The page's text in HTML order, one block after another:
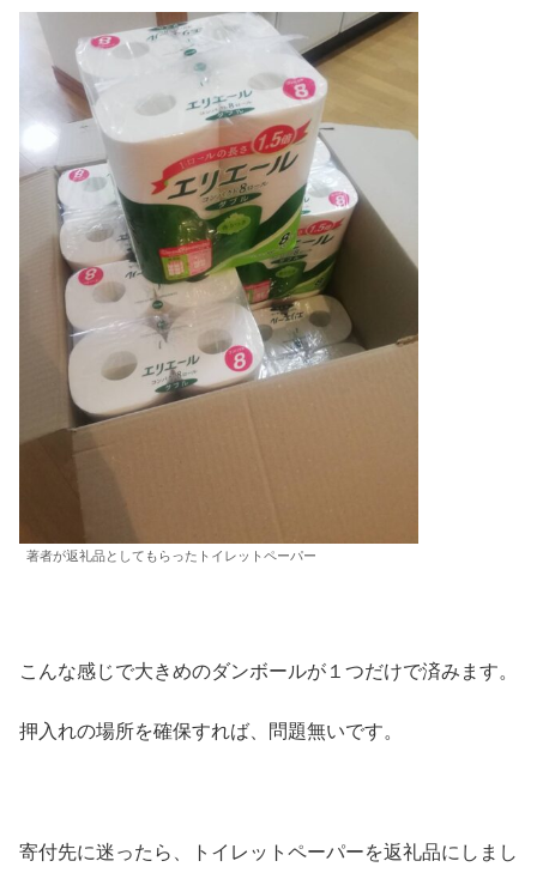
著者が返礼品としてもらったトイレットペーパー
こんな感じで大きめのダンボールが１つだけで済みます。
押入れの場所を確保すれば、問題無いです。
寄付先に迷ったら、トイレットペーパーを返礼品にしまし